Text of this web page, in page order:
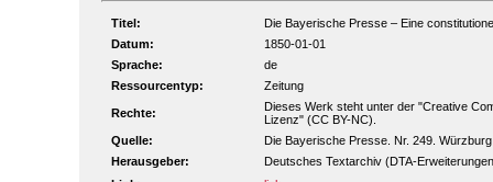
Titel:
Die Bayerische Presse – Eine
Datum:
1850-01-01
Sprache:
de
Ressourcentyp:
Zeitung
Rechte:
Dieses Werk steht unter der "Creative
Lizenz" (CC BY-NC).
Quelle:
Die Bayerische Presse. Nr. 249.
Herausgeber:
Deutsches Textarchiv (DTA-